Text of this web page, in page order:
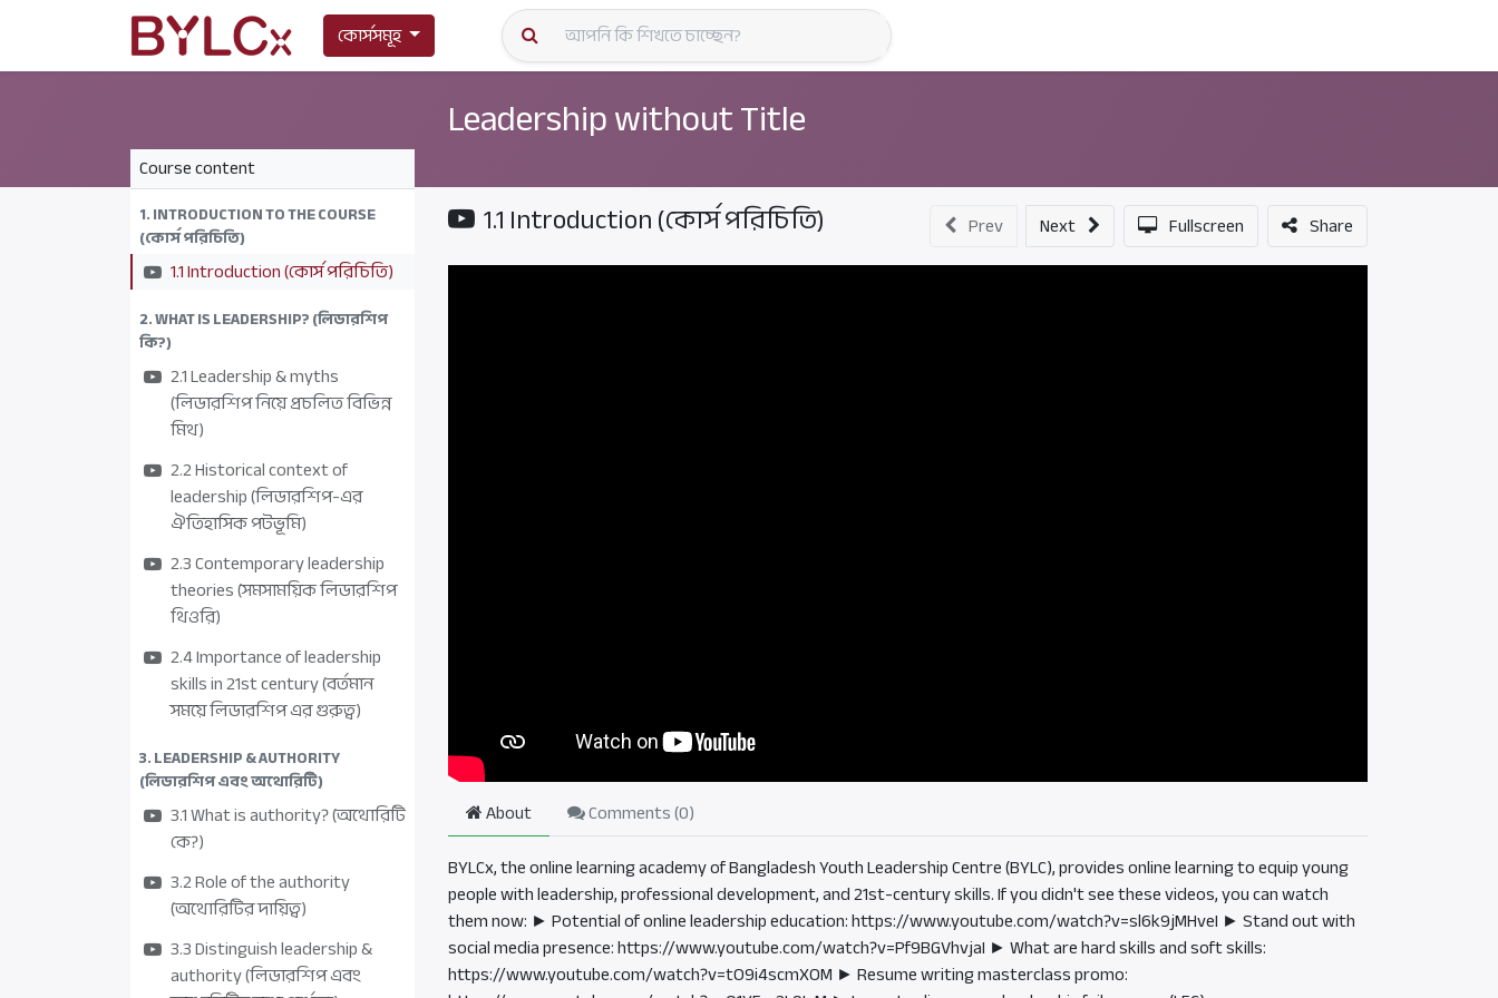
কোর্সসমূহ
Leadership without Title
Course content
1. INTRODUCTION TO THE COURSE
(কোর্স পরিচিতি)
1.1 Introduction (কোর্স পরিচিতি)
2. WHAT IS LEADERSHIP? (লিডারশিপ
কি?)
2.1 Leadership & myths
(লিডারশিপ নিয়ে প্রচলিত বিভিন্ন
মিথ)
2.2 Historical context of
leadership (লিডারশিপ-এর
ঐতিহাসিক পটভূমি)
2.3 Contemporary leadership
theories (সমসাময়িক লিডারশিপ
থিওরি)
2.4 Importance of leadership
skills in 21st century (বর্তমান
সময়ে লিডারশিপ এর গুরুত্ব)
3. LEADERSHIP & AUTHORITY
(লিডারশিপ এবং অথোরিটি)
3.1 What is authority? (অথোরিটি
কে?)
3.2 Role of the authority
(অথোরিটির দায়িত্ব)
3.3 Distinguish leadership &
authority (লিডারশিপ এবং
1.1 Introduction (কোর্স পরিচিতি) Prev Next Fullscreen Share
About Comments (0)
BYLCx, the online learning academy of Bangladesh Youth Leadership Centre (BYLC), provides online learning to equip young
people with leadership, professional development, and 21st-century skills. If you didn't see these videos, you can watch
them now: ► Potential of online leadership education: https://www.youtube.com/watch?v=sl6k9jMHveI ► Stand out with
social media presence: https://www.youtube.com/watch?v=Pf9BGVhvjaI ► What are hard skills and soft skills:
https://www.youtube.com/watch?v=tO9i4scmXOM ► Resume writing masterclass promo: